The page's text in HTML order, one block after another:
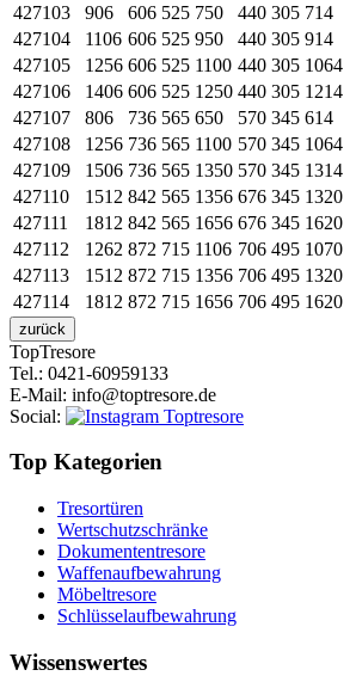
427103
906 606 525 750 440 305 714
427104
1106 606 525 950 440 305 914
427105
1256 606 525 1100 440 305 1064
427106
1406 606 525 1250 440 305 1214
427107
806 736 565 650 570 345 614
427108
1256 736 565 1100 570 345 1064
427109
1506 736 565 1350 570 345 1314
427110
1512 842 565 1356 676 345 1320
427111
1812 842 565 1656 676 345 1620
427112
1262 872 715 1106 706 495 1070
427113
1512 872 715 1356 706 495 1320
427114
1812 872 715 1656 706 495 1620
TopTresore
Tel.: 0421-60959133
E-Mail: info@toptresore.de
Social:
Top Kategorien
Tresortüren
Wertschutzschränke
Dokumententresore
Waffenaufbewahrung
Möbeltresore
Schlüsselaufbewahrung
Wissenswertes